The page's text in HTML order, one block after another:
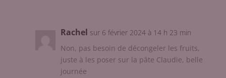
Rachel sur 6 février 2024 à 14 h 23 min
Non, pas besoin de décongeler les fruits,
juste à les poser sur la pâte Claudie, belle
journée